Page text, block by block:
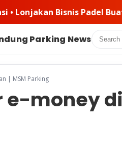
Parking NewsSearch
| MSM Parking
money di